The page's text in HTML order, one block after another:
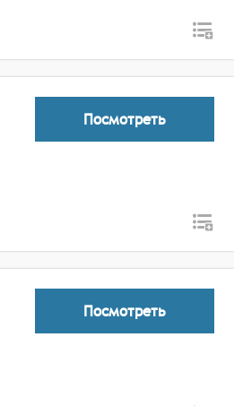
Посмотреть
Посмотреть